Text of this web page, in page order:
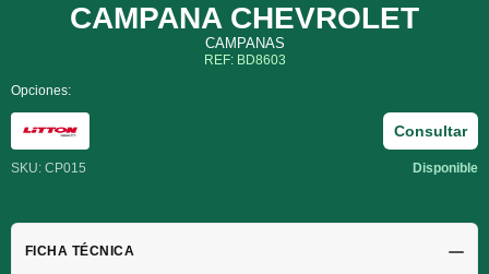
CAMPANA CHEVROLET
CAMPANAS
REF: BD8603
Opciones:
SKU: CP015 Disponible
Consultar
FICHA TÉCNICA